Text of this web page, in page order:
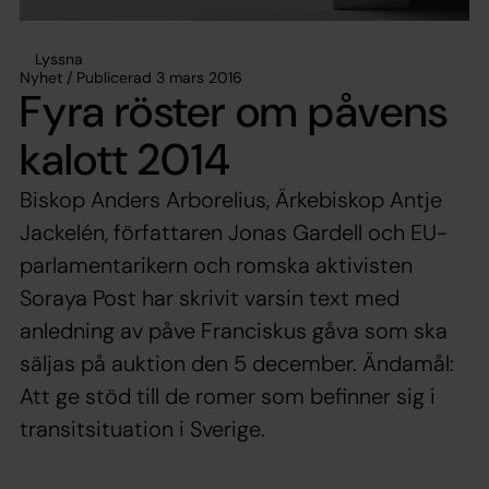
Lyssna
Nyhet / Publicerad 3 mars 2016
Fyra röster om påvens
kalott 2014
Biskop Anders Arborelius, Ärkebiskop Antje
Jackelén, författaren Jonas Gardell och EU-
parlamentarikern och romska aktivisten
Soraya Post har skrivit varsin text med
anledning av påve Franciskus gåva som ska
säljas på auktion den 5 december. Ändamål:
Att ge stöd till de romer som befinner sig i
transitsituation i Sverige.